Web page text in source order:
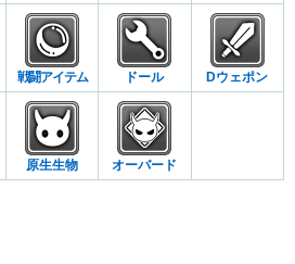
戦闘アイテム ドール Dウェポン
原生生物 オーバード